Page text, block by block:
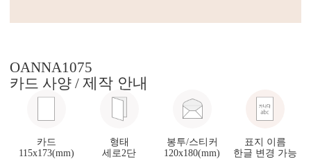
OANNA1075
카드 사양 / 제작 안내
카드
115x173(mm)
형태
세로2단
봉투/스티커
120x180(mm)
표지 이름
한글 변경 가능